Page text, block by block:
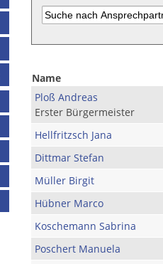
Name
Ploß Andreas
Erster Bürgermeister
Hellfritzsch Jana
Dittmar Stefan
Müller Birgit
Hübner Marco
Koschemann Sabrina
Poschert Manuela